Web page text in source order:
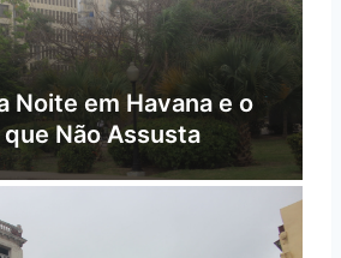
Noite em Havana e o
que Não Assusta